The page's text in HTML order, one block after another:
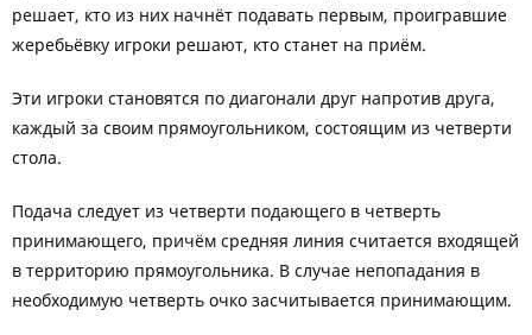
решает, кто из них начнёт подавать первым, проигравшие
жеребьёвку игроки решают, кто станет на приём.
Эти игроки становятся по диагонали друг напротив друга,
каждый за своим прямоугольником, состоящим из четверти
стола.
Подача следует из четверти подающего в четверть
принимающего, причём средняя линия считается входящей
в территорию прямоугольника. В случае непопадания в
необходимую четверть очко засчитывается принимающим.